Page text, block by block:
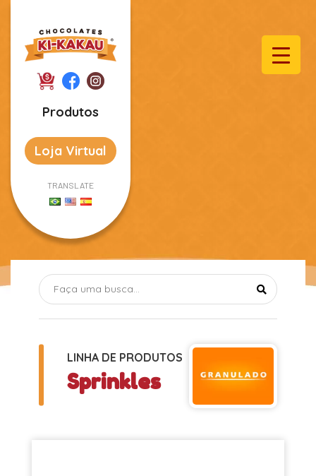
Produtos
Loja Virtual
TRANSLATE
LINHA DE PRODUTOS
Sprinkles